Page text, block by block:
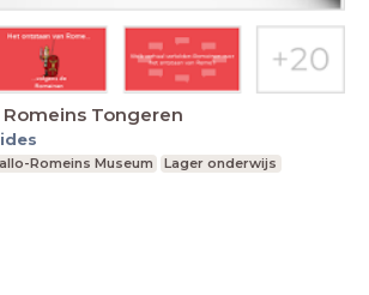
Romeins Tongeren
Romeins Museum Lager onderwijs